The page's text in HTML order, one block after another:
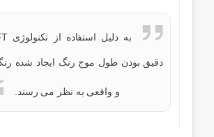
دقیق بودن طول موج رنگ ایجاد شده
و واقعی به نظر می رسند.